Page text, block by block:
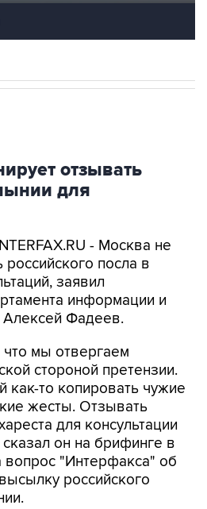
отзывать
для
- Москва не
российского посла в
заявил
информации и
Фадеев.
что мы отвергаем
стороной претензии.
как-то копировать чужие
жесты. Отзывать
для консультации
он на брифинге в
вопрос "Интерфакса" об
российского